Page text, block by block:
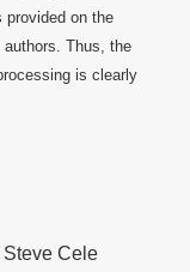
provided on the
authors. Thus, the
is clearly
Cele